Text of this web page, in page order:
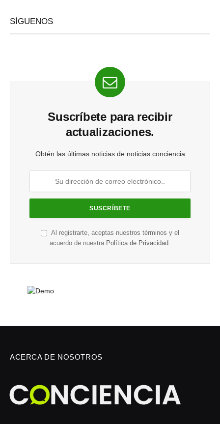
SÍGUENOS
Suscríbete para recibir
actualizaciones.
Obtén las últimas noticias de noticias conciencia
Al registrarte, aceptas nuestros términos y el
acuerdo de nuestra Política de Privacidad.
ACERCA DE NOSOTROS